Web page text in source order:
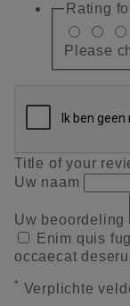
Rating
Please
Title of your
Uw naam
Uw beoordeling
Enim quis
occaecat
* Verplichte